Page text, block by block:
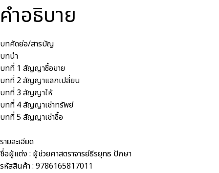
คำอธิบาย
บทคัดย่อ/สารบัญ
บทนำ
บทที่ 1 สัญญาซื้อขาย
บทที่ 2สัญญาแลกเปลี่ยน
บทที่ 3สัญญาให้
บทที่ 4สัญญาเช่าทรัพย์
บทที่ 5สัญญาเช่าซื้อ
รายละเอียด
ชื่อผู้แต่ง : ผู้ช่วยศาสตราจารย์ธีรยุทธ ปักษา
รหัสสินค้า : 9786165817011